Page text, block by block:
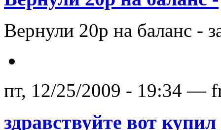
Вернули 20р на баланс -
пт, 12/25/2009 - 19:34 —
здравствуйте вот купил